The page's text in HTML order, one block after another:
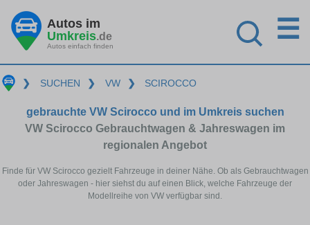
Autos im
Umkreis.de
Autos einfach finden
☰
❯ SUCHEN ❯ VW ❯ SCIROCCO
gebrauchte VW Scirocco und im Umkreis suchen
VW Scirocco Gebrauchtwagen & Jahreswagen im
regionalen Angebot
Finde für VW Scirocco gezielt Fahrzeuge in deiner Nähe. Ob als Gebrauchtwagen
oder Jahreswagen - hier siehst du auf einen Blick, welche Fahrzeuge der
Modellreihe von VW verfügbar sind.